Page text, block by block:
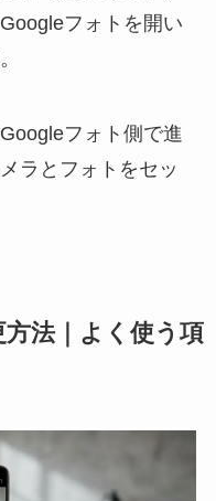
フォトを開い
フォト側で進
ラとフォトをセッ
法｜よく使う項